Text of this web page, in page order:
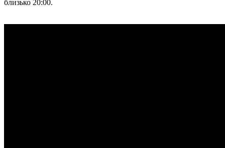
близько 20:00.